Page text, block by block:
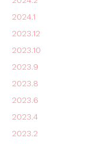
2024.1
2023.12
2023.10
2023.9
2023.8
2023.6
2023.4
2023.2